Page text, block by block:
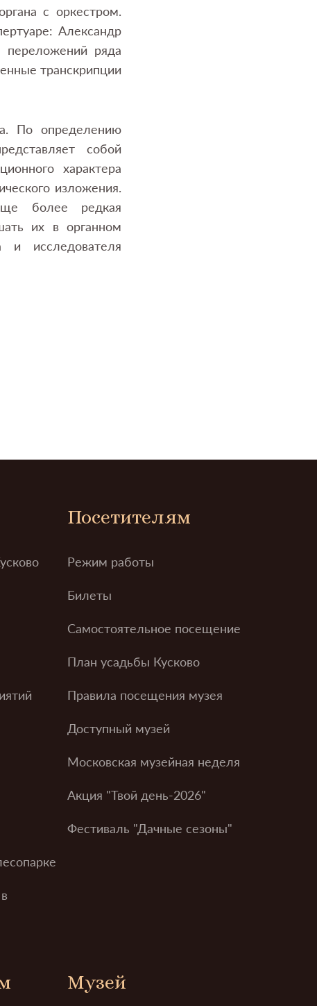
с оркестром.
Александр
переложений ряда
транскрипции
По определению
собой
характера
изложения.
более редкая
их в органном
и исследователя
Посетителям
Режим работы
Билеты
Самостоятельное посещение
План усадьбы Кусково
Правила посещения музея
Доступный музей
Московская музейная неделя
Акция "Твой день-2026"
Фестиваль "Дачные сезоны"
Музей